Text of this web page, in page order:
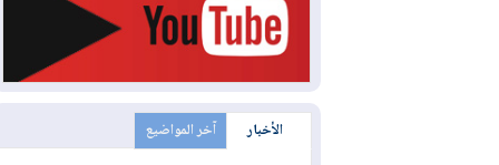
الأخبار آخر المواضيع